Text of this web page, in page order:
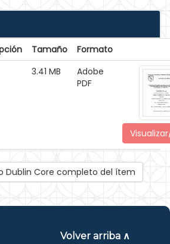
Tamaño
Formato
3.41 MB
Adobe
PDF
Dublin Core completo del ítem
Volver arriba ∧